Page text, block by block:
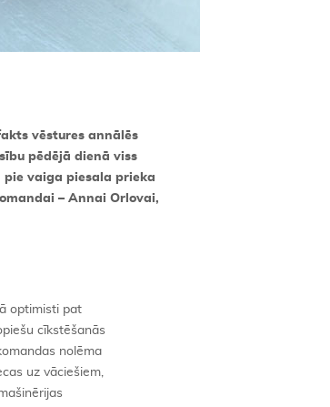
vēstures annālēs
pēdējā dienā viss
pie vaiga piesala prieka
– Annai Orlovai,
optimisti pat
cīkstēšanās
nolēma
uz vāciešiem,